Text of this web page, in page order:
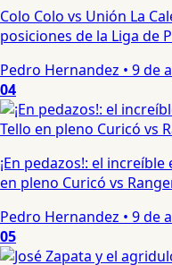
Colo Colo vs Unión La
posiciones de la Liga de
Pedro Hernandez • 9 de
04
¡En pedazos!: el
en pleno Curicó vs
Pedro Hernandez • 9 de
05